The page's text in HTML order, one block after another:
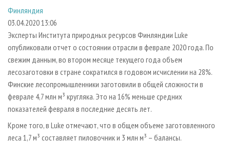
СУШКА ДРЕВЕСИНЫ
ПРОИЗВОДСТВО ДРЕВЕСНЫХ ПЛИТ
ДЕРЕВЯННОЕ ДОМОСТРОЕНИЕ
ПРОИЗВОДСТВО МЕБЕЛИ
БИОЭНЕРГЕТИКА
ЦБП
ИНСТРУМЕНТ И МАТЕРИАЛЫ
ПЕРСОНЫ
МОБИЛЬНЫЕ ВЫСТАВКИ
ПРИОРИТЕТНЫЕ ИНВЕСТПРОЕКТЫ
RUSSIAN FORESTRY REVIEW
ГАЗЕТА ЛЕСПРОМФОРУМ
БИБЛИОТЕКА СПЕЦИАЛИСТА
КОНТАКТЫ
РЕКЛАМОДАТЕЛЯМ
РЕКЛАМА
РЕКЛАМА НА САЙТЕ
Финляндия
03.04.2020 13:06
Эксперты Института природных ресурсов Финляндии Luke
опубликовали отчет о состоянии отрасли в феврале 2020 года. По
свежим данным, во втором месяце текущего года объем
лесозаготовки в стране сократился в годовом исчислении на 28%.
Финские лесопромышленники заготовили в общей сложности в
феврале 4,7 млн м³ кругляка. Это на 16% меньше средних
показателей февраля в последние десять лет.
Кроме того, в Luke отмечают, что в общем объеме заготовленного
леса 1,7 м³ составляет пиловочник и 3 млн м³ – балансы.